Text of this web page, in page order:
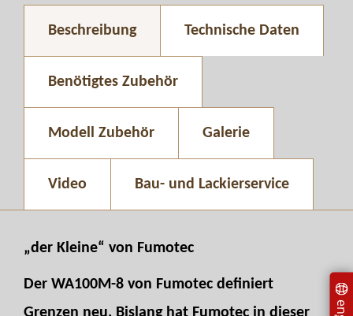
Beschreibung Technische Daten
Benötigtes Zubehör
Modell Zubehör Galerie
Video Bau- und Lackierservice
„der Kleine“ von Fumotec
Der WA100M-8 von Fumotec definiert